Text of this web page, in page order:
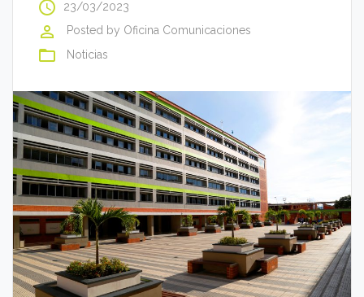
access_time 23/03/2023
perm_identity Posted by Oficina Comunicaciones
folder_open Noticias